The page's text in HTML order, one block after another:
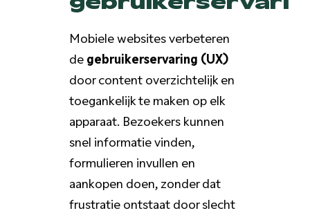
Mobiele websites verbeteren
degebruikerservaring (UX)
door content overzichtelijk en
toegankelijk te maken op elk
apparaat. Bezoekers kunnen
snel informatie vinden,
formulieren invullen en
aankopen doen, zonder dat
frustratie ontstaat door slecht